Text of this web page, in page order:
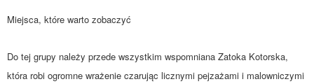
Miejsca, które warto zobaczyć
Do tej grupy należy przede wszystkim wspomniana Zatoka Kotorska,
która robi ogromne wrażenie czarując licznymi pejzażami i malowniczymi